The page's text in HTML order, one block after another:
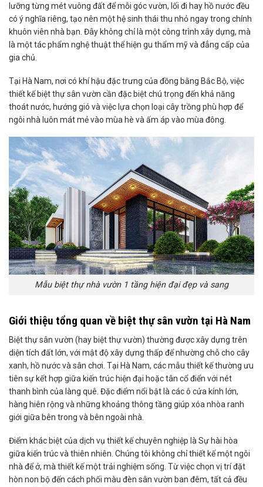
lưỡng từng mét vuông đất để mỗi góc vườn, lối đi hay hồ nước đều
có ý nghĩa riêng, tạo nên một hệ sinh thái thu nhỏ ngay trong chính
khuôn viên nhà bạn. Đây không chỉ là một công trình xây dựng, mà
là một tác phẩm nghệ thuật thể hiện gu thẩm mỹ và đẳng cấp của
gia chủ.
Tại Hà Nam, nơi có khí hậu đặc trưng của đồng bằng Bắc Bộ, việc
thiết kế biệt thự sân vườn cần đặc biệt chú trọng đến khả năng
thoát nước, hướng gió và việc lựa chọn loại cây trồng phù hợp để
ngôi nhà luôn mát mẻ vào mùa hè và ấm áp vào mùa đông.
Mẫu biệt thự nhà vườn 1 tầng hiện đại đẹp và sang
Giới thiệu tổng quan về biệt thự sân vườn tại Hà Nam
Biệt thự sân vườn (hay biệt thự vườn) thường được xây dựng trên
diện tích đất lớn, với mật độ xây dựng thấp để nhường chỗ cho cây
xanh, hồ nước và sân chơi. Tại Hà Nam, các mẫu thiết kế thường ưu
tiên sự kết hợp giữa kiến trúc hiện đại hoặc tân cổ điển với nét
thanh bình của làng quê. Đặc điểm nổi bật là các ô cửa kính lớn,
hàng hiên rộng và những khoảng thông tầng giúp xóa nhòa ranh
giới giữa bên trong và bên ngoài nhà.
Điểm khác biệt của dịch vụ thiết kế chuyên nghiệp là Sự hài hòa
giữa kiến trúc và thiên nhiên. Chúng tôi không chỉ thiết kế một ngôi
nhà để ở, mà thiết kế một trải nghiệm sống. Từ việc chọn vị trí đặt
hòn non bộ đến cách phối màu đèn sân vườn ban đêm, tất cả đều